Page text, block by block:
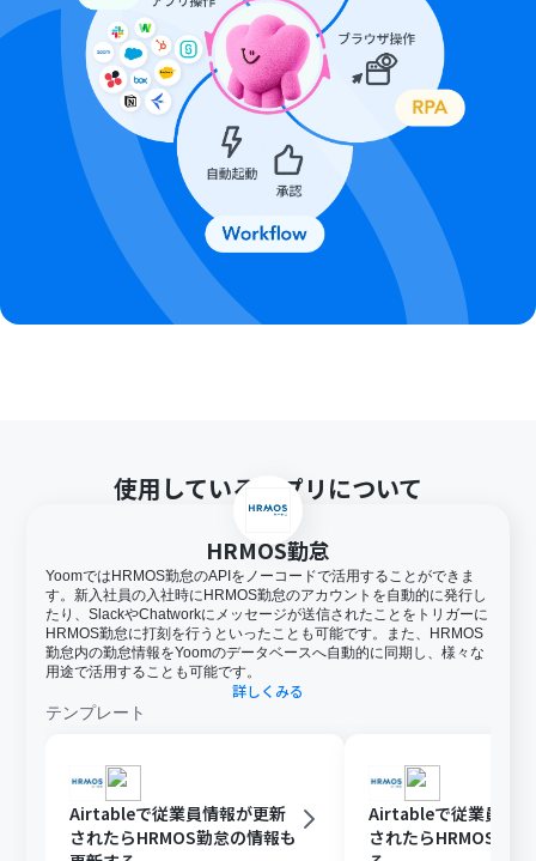
■注意事項
Google Drive、Google スプレッドシート、HRMOS勤怠
とYoomを連携してください。
トリガーは5分、10分、15分、30分、60分の間隔で起動
間隔を選択できます。
プランによって最短の起動間隔が異なりますので、ご注意
ください。
分岐はミニプラン以上のプランでご利用いただける機能
（オペレーション）となっております。フリープランの場
合は設定しているフローボットのオペレーションはエラ
ーとなりますので、ご注意ください。
ミニプランなどの有料プランは、2週間の無料トライアル
を行うことが可能です。無料トライアル中には制限対象の
クトはエラーとなりますので、ご注意ください。
オペレーション数が5つを越えるフローボットを作成する
際は、ミニプラン以上のプランで設定可能です。フリープ
ランの場合はフローボットが起動しないため、ご注意く
ださい。
使用しているアプリについて
HRMOS勤怠
YoomではHRMOS勤怠のAPIをノーコードで活用することができま
す。新入社員の入社時にHRMOS勤怠のアカウントを自動的に発行し
たり、SlackやChatworkにメッセージが送信されたことをトリガーに
HRMOS勤怠に打刻を行うといったことも可能です。また、HRMOS
勤怠内の勤怠情報をYoomのデータベースへ自動的に同期し、様々な
用途で活用することも可能です。
詳しくみる
テンプレート
Airtableで従業員情報が更新
されたらHRMOS勤怠の情報も
Airtableで従業員情
されたらHRMOS勤怠